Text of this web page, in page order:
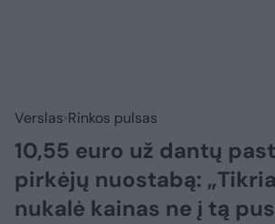
Verslas Rinkos pulsas
10,55 euro už dantų
pirkėjų nuostabą:
nukalė kainas ne į tą